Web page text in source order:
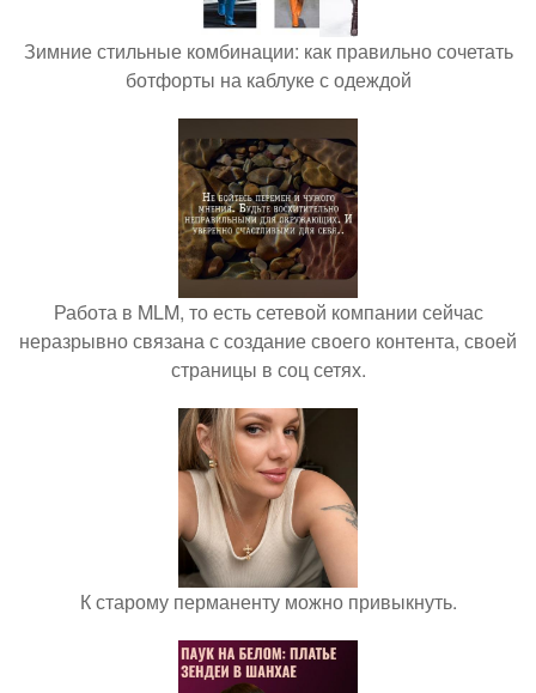
Зимние стильные комбинации: как правильно сочетать
ботфорты на каблуке с одеждой
Работа в MLM, то есть сетевой компании сейчас
неразрывно связана с создание своего контента, своей
страницы в соц сетях.
К старому перманенту можно привыкнуть.